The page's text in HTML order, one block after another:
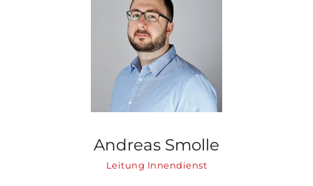
Andreas Smolle
Leitung Innendienst